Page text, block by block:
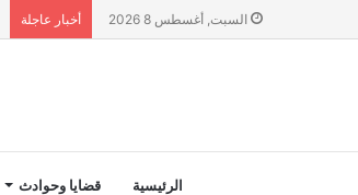
السبت, أغسطس 8 2026 أخبار عاجلة
الرئيسية قضايا وحوادث